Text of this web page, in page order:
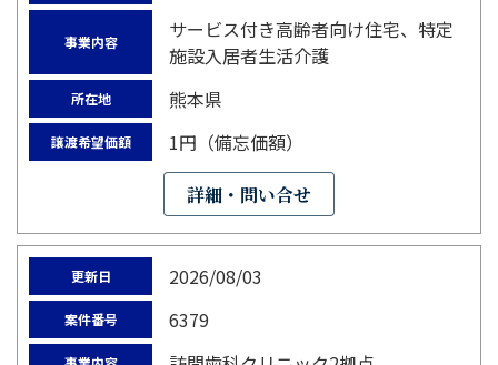
事業内容
サービス付き高齢者向け住宅、特定
施設入居者生活介護
所在地 熊本県
譲渡希望価額 1円（備忘価額）
詳細・問い合せ
更新日 2026/08/03
案件番号 6379